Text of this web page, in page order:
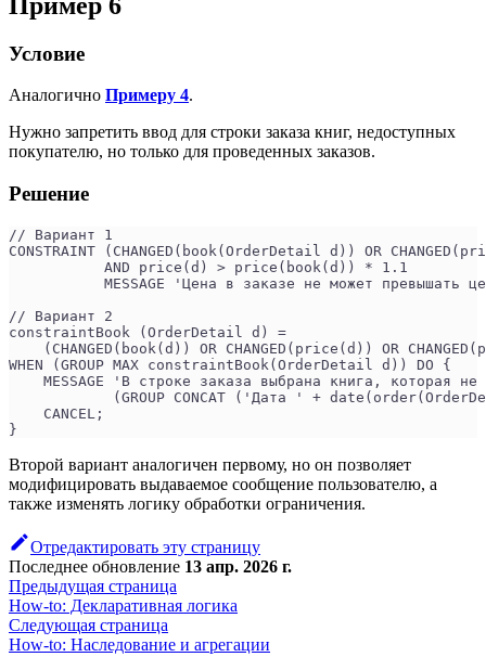
Условие
Аналогично Примеру 4.
Нужно запретить ввод для строки заказа книг, недоступных
покупателю, но только для проведенных заказов.
Решение
// Вариант 1
CONSTRAINT (CHANGED(book(OrderDetail d)) OR
           AND price(d) > price(book(d)) * 1.1
MESSAGE 'Цена в заказе не может превышать
// Вариант 2
constraintBook (OrderDetail d) =
(CHANGED(book(d)) OR CHANGED(price(d)) OR
WHEN (GROUP MAX constraintBook(OrderDetail d)) DO {
MESSAGE 'В строке заказа выбрана книга, которая
(GROUP CONCAT ('Дата ' +
    CANCEL;
}
Второй вариант аналогичен первому, но он позволяет
модифицировать выдаваемое сообщение пользователю, а
также изменять логику обработки ограничения.
Отредактировать эту страницу
Последнее обновление 13 апр. 2026 г.
Предыдущая страница
How-to: Декларативная логика
Следующая страница
How-to: Наследование и агрегации